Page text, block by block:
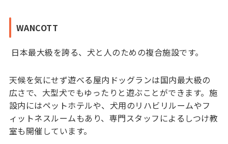
WANCOTT
日本最大級を誇る、犬と人のための複合施設です。
天候を気にせず遊べる屋内ドッグランは国内最大級の
広さで、大型犬でもゆったりと遊ぶことができます。施
設内にはペットホテルや、犬用のリハビリルームやフ
ィットネスルームもあり、専門スタッフによるしつけ教
室も開催しています。